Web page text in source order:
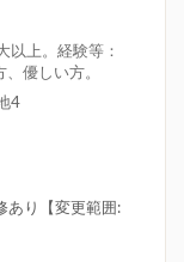
以上。経験等：
優しい方。
4
あり【変更範囲: